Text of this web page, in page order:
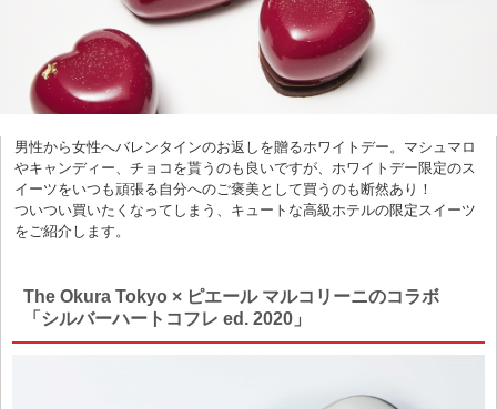
男性から女性へバレンタインのお返しを贈るホワイトデー。マシュマロ
やキャンディー、チョコを貰うのも良いですが、ホワイトデー限定のス
イーツをいつも頑張る自分へのご褒美として買うのも断然あり！
ついつい買いたくなってしまう、キュートな高級ホテルの限定スイーツ
をご紹介します。
The Okura Tokyo × ピエール マルコリーニのコラボ
「シルバーハートコフレ ed. 2020」